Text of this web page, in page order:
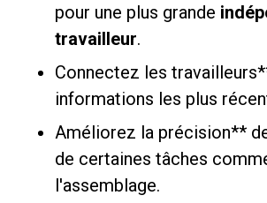
pour une plus grande
travailleur.
Connectez les
informations les plus
Améliorez la précision**
de certaines tâches
l'assemblage.